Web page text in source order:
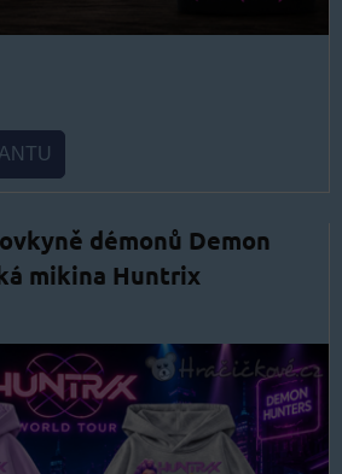
démonů Demon
mikina Huntrix